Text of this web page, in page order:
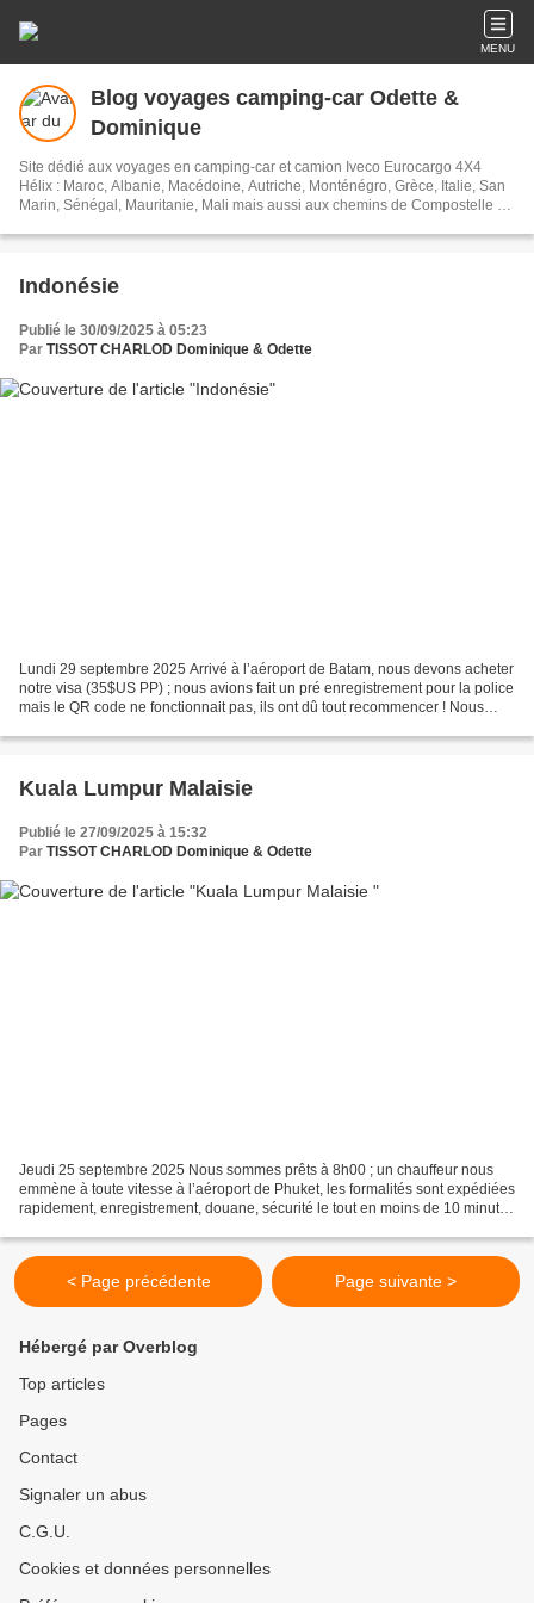
MENU
Blog voyages camping-car Odette &
Dominique
Site dédié aux voyages en camping-car et camion Iveco Eurocargo 4X4
Hélix : Maroc, Albanie, Macédoine, Autriche, Monténégro, Grèce, Italie, San
Marin, Sénégal, Mauritanie, Mali mais aussi aux chemins de Compostelle à
par nos soins. Nous avons visités l'Argentine, le Chili, l'Uruguay, le
Colombie. L'Amerique du Nord, Canada, Etats Unis, Mexique, Bélize,
partons vers le Maroc, l'Italie, l'Albanie, la Grèce, la Turquie, la Géorgie,
l'Arménie, l'Iran, les Emirats Arabes Unis, Oman, l'Arabie Saoudite, la
Jordanie, Israël, et retour pour cause de Covid par la Grèce.
Indonésie
Publié le 30/09/2025 à 05:23
Par TISSOT CHARLOD Dominique & Odette
Lundi 29 septembre 2025 Arrivé à l’aéroport de Batam, nous devons acheter
notre visa (35$US PP) ; nous avions fait un pré enregistrement pour la police
mais le QR code ne fonctionnait pas, ils ont dû tout recommencer ! Nous
Kuala Lumpur Malaisie
Publié le 27/09/2025 à 15:32
Par TISSOT CHARLOD Dominique & Odette
Jeudi 25 septembre 2025 Nous sommes prêts à 8h00 ; un chauffeur nous
emmène à toute vitesse à l’aéroport de Phuket, les formalités sont expédiées
rapidement, enregistrement, douane, sécurité le tout en moins de 10 minutes
< Page précédente Page suivante >
Hébergé par Overblog
Top articles
Pages
Contact
Signaler un abus
C.G.U.
Cookies et données personnelles